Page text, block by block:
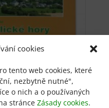
cookies
tento web cookies, které
nezbytně nutné",
o nich a o používaných
stránce Zásady cookies.
Hory